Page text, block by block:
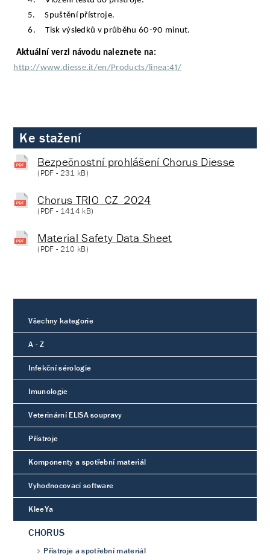
5.
Spuštění přístroje.
6.
Tisk výsledků v průběhu 60-90 minut.
Aktuální verzi návodu naleznete na:
http://www.diesse.it/en/Products/linea:41/
Ke stažení
Bezpečnostní prohlášení Chorus Diesse
(PDF - 231 kB)
Chorus TRIO_CZ_2024
(PDF - 1414 kB)
Material Safety Data Sheet
(PDF - 210 kB)
Všechny kategorie
A - Z
Infekční sérologie
Imunologie
Veterinární ELISA soupravy
Přístroje
Komponenty a spotřební materiál
Vyhodnocovací software
KleeYa
CHORUS
Přístroje a spotřební materiál